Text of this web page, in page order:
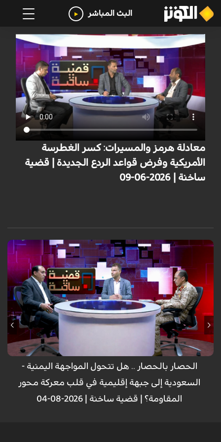
البث المباشر
معادلة هرمز والمسيرات: كسر الغطرسة
الأمريكية وفرض قواعد الردع الجديدة | قضية
ساخنة | 2026-06-09
الحصار بالحصار .. هل تتحول المواجهة اليمنية -
السعودية إلى جبهة إقليمية في قلب معركة محور
المقاومة؟ | قضية ساخنة | 2026-08-04